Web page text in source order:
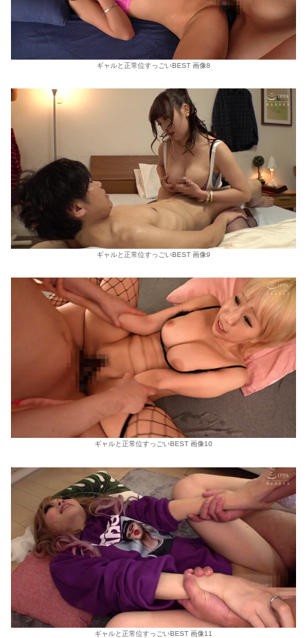
ギャルと正常位すっごいBEST 画像8
ギャルと正常位すっごいBEST 画像9
ギャルと正常位すっごいBEST 画像10
ギャルと正常位すっごいBEST 画像11